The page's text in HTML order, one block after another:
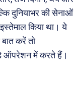
दुनियाभर की सेनाओं
किया था। ये
करें तो
ऑपरेशन में करते हैं।